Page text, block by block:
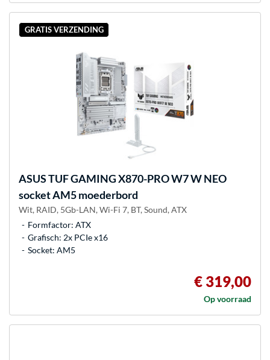
GRATIS VERZENDING
ASUSTUF GAMING X870-PRO W7 W NEO
socket AM5 moederbord
Wit, RAID, 5Gb-LAN, Wi-Fi 7, BT, Sound, ATX
Formfactor: ATX
Grafisch: 2x PCIe x16
Socket: AM5
€ 319,00
Op voorraad